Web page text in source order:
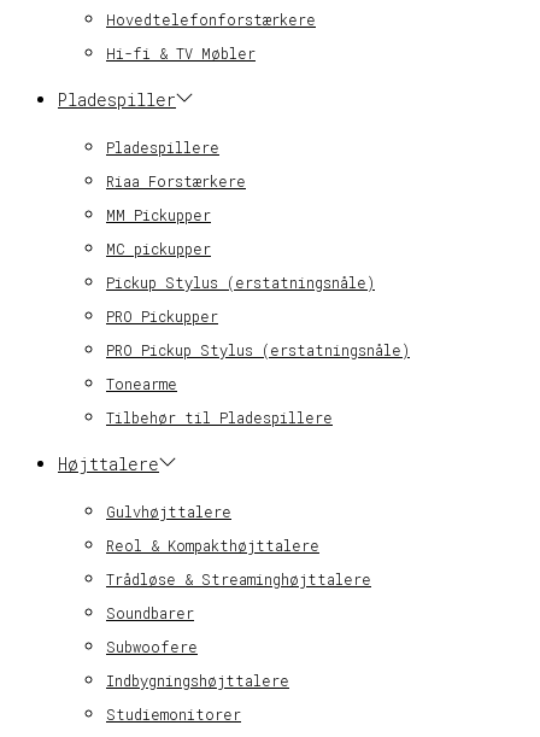
Hovedtelefonforstærkere
Hi-fi & TV Møbler
Pladespiller
Pladespillere
Riaa Forstærkere
MM Pickupper
MC pickupper
Pickup Stylus (erstatningsnåle)
PRO Pickupper
PRO Pickup Stylus (erstatningsnåle)
Tonearme
Tilbehør til Pladespillere
Højttalere
Gulvhøjttalere
Reol & Kompakthøjttalere
Trådløse & Streaminghøjttalere
Soundbarer
Subwoofere
Indbygningshøjttalere
Studiemonitorer